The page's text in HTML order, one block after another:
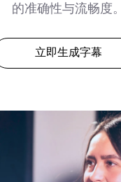
的准确性与流畅度。
立即生成字幕